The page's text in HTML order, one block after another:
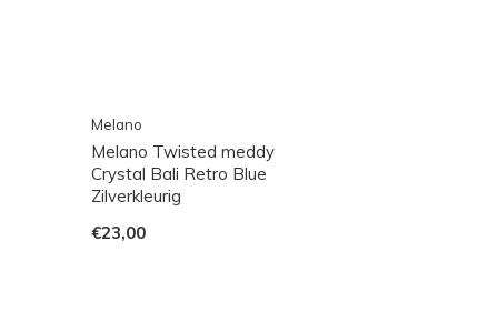
Melano
Melano Twisted meddy
Crystal Bali Retro Blue
Zilverkleurig
€23,00